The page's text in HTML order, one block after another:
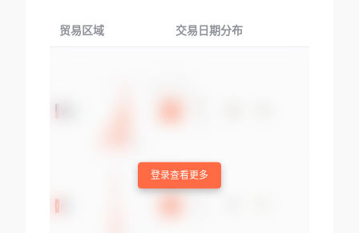
贸易区域 交易日期分布
登录查看更多